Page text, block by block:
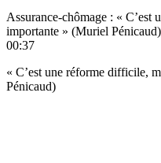
Assurance-chômage : « C’est
importante » (Muriel Pénicaud)
00:37
« C’est une réforme difficile,
Pénicaud)